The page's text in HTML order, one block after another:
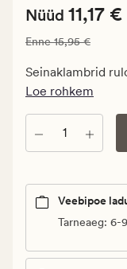
Nåværende
11,17
€.
Vanlig
Nåværende
Nüüd 11,17 €
Vanlig pris_ee
Enne15,95 €
Seinaklambrid
Loe rohkem
Kogus
Veebipoe
Tarneaeg: 6-